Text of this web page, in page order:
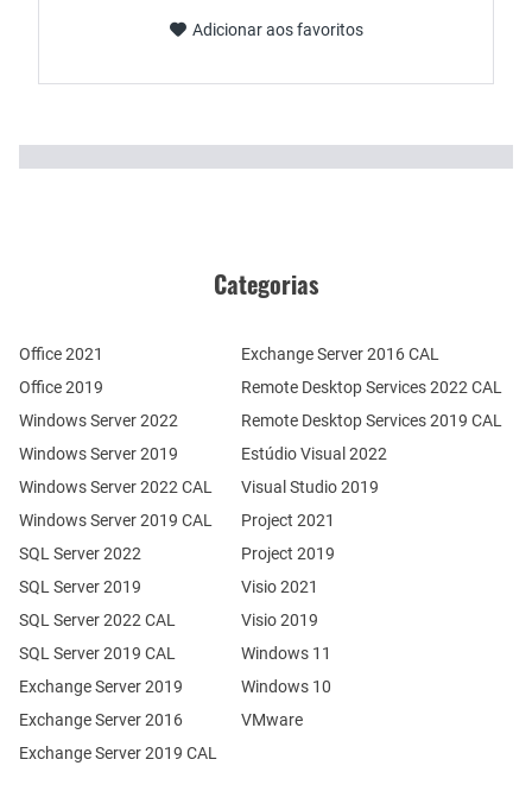
Adicionar aos favoritos
Categorias
Office 2021
Office 2019
Windows Server 2022
Windows Server 2019
Exchange Server 2019
Exchange Server 2016
SQL Server 2022
SQL Server 2019
Windows Server 2022 CAL
Windows Server 2019 CAL
SQL Server 2022 CAL
SQL Server 2019 CAL
Remote Desktop Services 2022 CAL
Remote Desktop Services 2019 CAL
Exchange Server 2019 CAL
Exchange Server 2016 CAL
Estúdio Visual 2022
Visual Studio 2019
Project 2021
Project 2019
Visio 2021
Visio 2019
Windows 11
Windows 10
VMware